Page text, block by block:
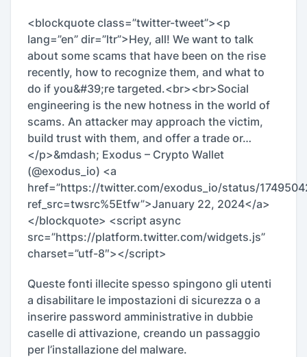
<blockquote class=”twitter-tweet”><p
lang=”en” dir=”ltr”>Hey, all! We want to talk
about some scams that have been on the rise
recently, how to recognize them, and what to
do if you&#39;re targeted.<br><br>Social
engineering is the new hotness in the world of
scams. An attacker may approach the victim,
build trust with them, and offer a trade or…
</p>&mdash; Exodus – Crypto Wallet
(@exodus_io) <a
href=”https://twitter.com/exodus_io/status/
ref_src=twsrc%5Etfw”>January 22, 2024</a>
</blockquote> <script async
src=”https://platform.twitter.com/widgets.js”
charset=”utf-8″></script>
Queste fonti illecite spesso spingono gli utenti
a disabilitare le impostazioni di sicurezza o a
inserire password amministrative in dubbie
caselle di attivazione, creando un passaggio
per l’installazione del malware.